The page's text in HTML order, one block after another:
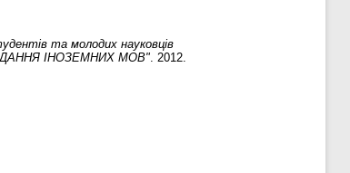
та молодих науковців
ІНОЗЕМНИХ МОВ". 2012.